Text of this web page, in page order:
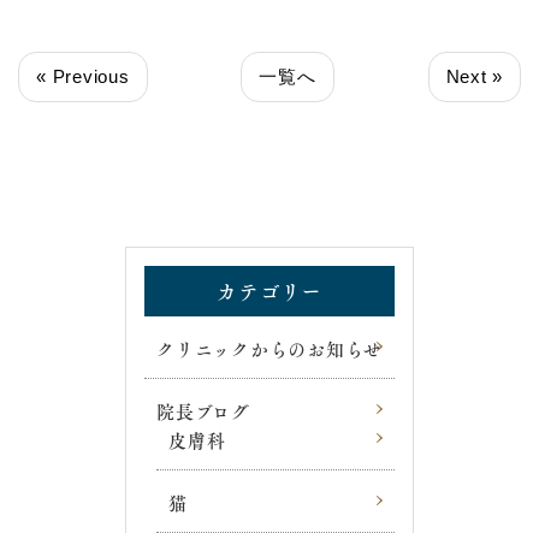
« Previous 一覧へ Next »
カテゴリー
クリニックからのお知らせ
院長ブログ
皮膚科
猫